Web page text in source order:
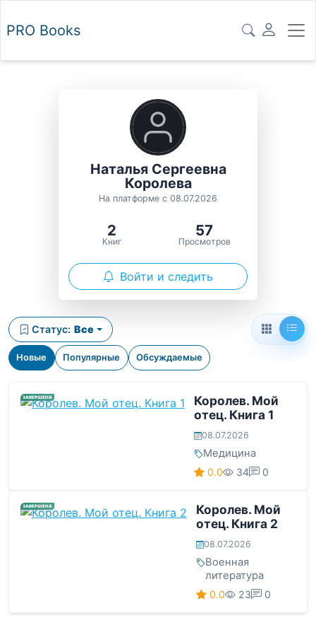
PRO Books
Наталья Сергеевна
Королева
На платформе с 08.07.2026
2
Книг
57
Просмотров
Войти и следить
Новые Популярные Обсуждаемые
Статус: Все
ЗАВЕРШЕНА
Королев. Мой
отец. Книга 1
08.07.2026
Медицина
0.0 34 0
ЗАВЕРШЕНА
Королев. Мой
отец. Книга 2
08.07.2026
Военная
литература
0.0 23 0